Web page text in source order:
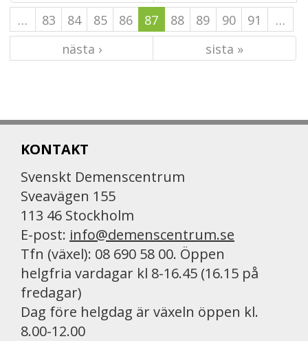
…
83 84 85 86 87 88 89 90 91
…
nästa ›
sista »
KONTAKT
Svenskt Demenscentrum
Sveavägen 155
113 46 Stockholm
E-post: info@demenscentrum.se
Tfn (växel): 08 690 58 00. Öppen
helgfria vardagar kl 8-16.45 (16.15 på
fredagar)
Dag före helgdag är växeln öppen kl.
8.00-12.00